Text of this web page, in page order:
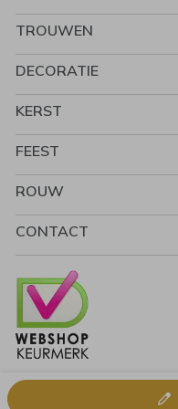
TROUWEN
DECORATIE
KERST
FEEST
ROUW
CONTACT